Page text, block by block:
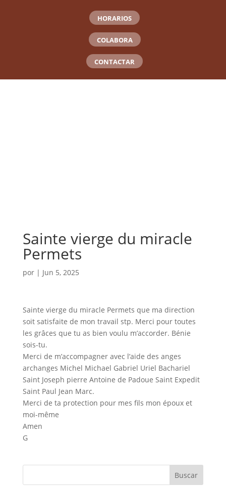
HORARIOS
COLABORA
CONTACTAR
Sainte vierge du miracle
Permets
por | Jun 5, 2025
Sainte vierge du miracle Permets que ma direction
soit satisfaite de mon travail stp. Merci pour toutes
les grâces que tu as bien voulu m’accorder. Bénie
sois-tu.
Merci de m’accompagner avec l’aide des anges
archanges Michel Michael Gabriel Uriel Bachariel
Saint Joseph pierre Antoine de Padoue Saint Expedit
Saint Paul Jean Marc.
Merci de ta protection pour mes fils mon époux et
moi-même
Amen
G
Buscar